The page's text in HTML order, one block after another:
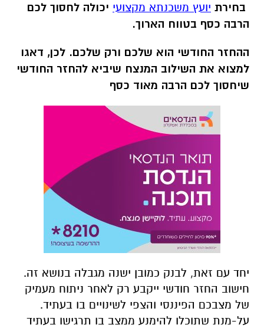
בחירת יועץ משכנתא מקצועי יכולה לחסוך לכם
הרבה כסף בטווח הארוך.
ההחזר החודשי הוא שלכם ורק שלכם. לכן, דאגו
למצוא את השילוב המנצח שיביא להחזר החודשי
שיחסוך לכם הרבה מאוד כסף
יחד עם זאת, לבנק כמובן ישנה מגבלה בנושא זה.
חישוב החזר חודשי ייקבע רק לאחר ניתוח מעמיק
של מצבכם הפיננסי והצפי לשינויים בו בעתיד.
על-מנת שתוכלו להימנע ממצב בו תרגישו בעתיד